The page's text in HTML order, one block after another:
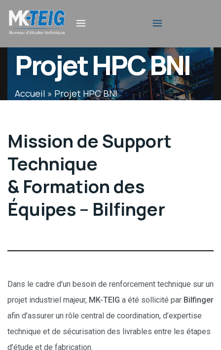
TEIG
Industry
WordPress
theme
teigProjet HPC BNI
Accueil » Projet HPC BNI
Mission de Support
Technique
& Formation des
Équipes – Bilfinger
Dans le cadre d’un besoin de renforcement technique sur un
projet industriel majeur, MK-TEIG a été sollicité par Bilfinger
afin d’assurer un rôle central de coordination, d’expertise
technique et de sécurisation des livrables entre les étapes
d’étude et de fabrication.